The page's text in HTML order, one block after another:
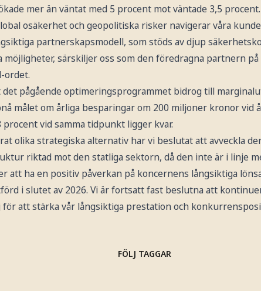
mer än väntat med 5 procent mot väntade 3,5 procent.
osäkerhet och geopolitiska risker navigerar våra
partnerskapsmodell, som stöds av djup
möjligheter, särskiljer oss som den föredragna partnern
ordet.
pågående optimeringsprogrammet bidrog till
målet om årliga besparingar om 200 miljoner kronor vid
vid samma tidpunkt ligger kvar.
olika strategiska alternativ har vi beslutat att avveckla
riktad mot den statliga sektorn, då den inte är i linje
att ha en positiv påverkan på koncernens långsiktiga
i slutet av 2026. Vi är fortsatt fast beslutna att
att stärka vår långsiktiga prestation och
FÖLJ TAGGAR